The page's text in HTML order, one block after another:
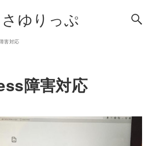
さゆりっぷ
害対応
障害対応